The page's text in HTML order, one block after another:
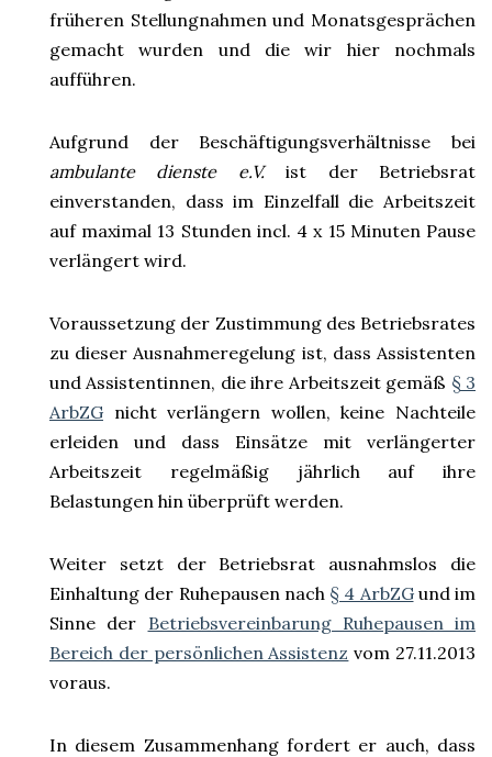
früheren Stellungnahmen und Monatsgesprächen
gemacht wurden und die wir hier nochmals
aufführen.
Aufgrund der Beschäftigungsverhältnisse bei
ambulante dienste e.V.ist der Betriebsrat
einverstanden, dass im Einzelfall die Arbeitszeit
auf maximal 13 Stunden incl. 4 x 15 Minuten Pause
verlängert wird.
Voraussetzung der Zustimmung des Betriebsrates
zu dieser Ausnahmeregelung ist, dass Assistenten
und Assistentinnen, die ihre Arbeitszeit gemäß § 3
ArbZG nicht verlängern wollen, keine Nachteile
erleiden und dass Einsätze mit verlängerter
Arbeitszeit regelmäßig jährlich auf ihre
Belastungen hin überprüft werden.
Weiter setzt der Betriebsrat ausnahmslos die
Einhaltung der Ruhepausen nach § 4 ArbZGund im
Sinne der Betriebsvereinbarung Ruhepausen im
Bereich der persönlichen Assistenz vom 27.11.2013
voraus.
In diesem Zusammenhang fordert er auch, dass